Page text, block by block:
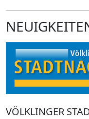
VÖLKLINGER